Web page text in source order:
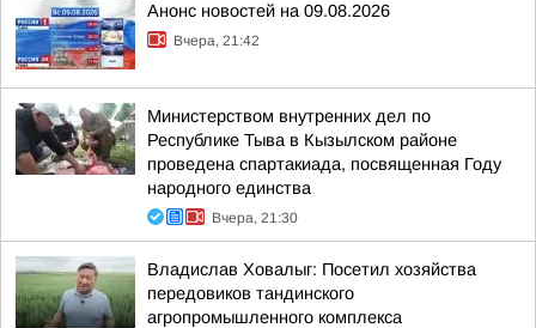
Анонс новостей на 09.08.2026
Вчера, 21:42
Министерством внутренних дел по
Республике Тыва в Кызылском районе
проведена спартакиада, посвященная Году
народного единства
Вчера, 21:30
Владислав Ховалыг: Посетил хозяйства
передовиков тандинского
агропромышленного комплекса